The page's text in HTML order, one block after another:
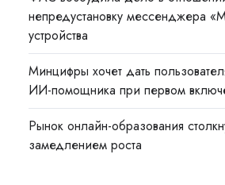
непредустановку мессенджера
устройства
Минцифры хочет дать
ИИ-помощника при первом
Рынок онлайн-образования
замедлением роста